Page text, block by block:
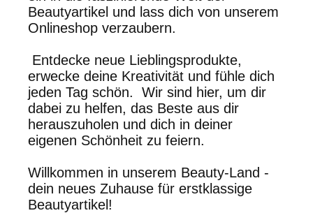
Beautyartikel und lass dich von unserem
Onlineshop verzaubern.
Entdecke neue Lieblingsprodukte,
erwecke deine Kreativität und fühle dich
jeden Tag schön. Wir sind hier, um dir
dabei zu helfen, das Beste aus dir
herauszuholen und dich in deiner
eigenen Schönheit zu feiern.
Willkommen in unserem Beauty-Land -
dein neues Zuhause für erstklassige
Beautyartikel!